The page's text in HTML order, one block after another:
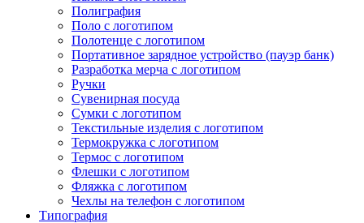
Полиграфия
Поло с логотипом
Полотенце с логотипом
Портативное зарядное устройство (пауэр банк)
Разработка мерча с логотипом
Ручки
Сувенирная посуда
Сумки с логотипом
Текстильные изделия с логотипом
Термокружка с логотипом
Термос с логотипом
Флешки с логотипом
Фляжка с логотипом
Чехлы на телефон с логотипом
Типография